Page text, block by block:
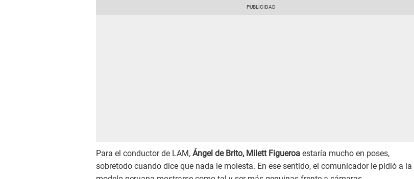
Para el conductor de LAM, Ángel de Brito, Milett Figueroa estaría mucho en poses,
sobretodo cuando dice que nada le molesta. En ese sentido, el comunicador le pidió a la